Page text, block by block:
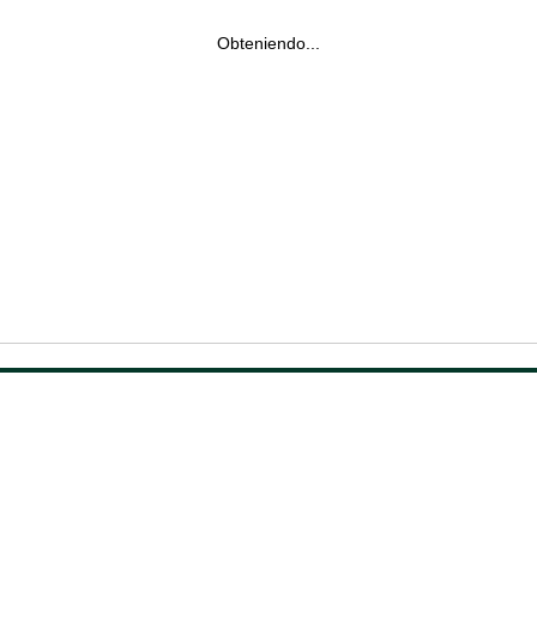
Obteniendo...